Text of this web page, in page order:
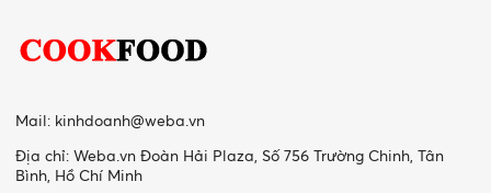
Mail: kinhdoanh@weba.vn
Địa chỉ: Weba.vn Đoàn Hải Plaza, Số 756 Trường Chinh, Tân
Bình, Hồ Chí Minh